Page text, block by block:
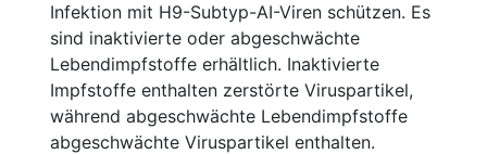
Infektion mit H9-Subtyp-AI-Viren schützen. Es
sind inaktivierte oder abgeschwächte
Lebendimpfstoffe erhältlich. Inaktivierte
Impfstoffe enthalten zerstörte Viruspartikel,
während abgeschwächte Lebendimpfstoffe
abgeschwächte Viruspartikel enthalten.